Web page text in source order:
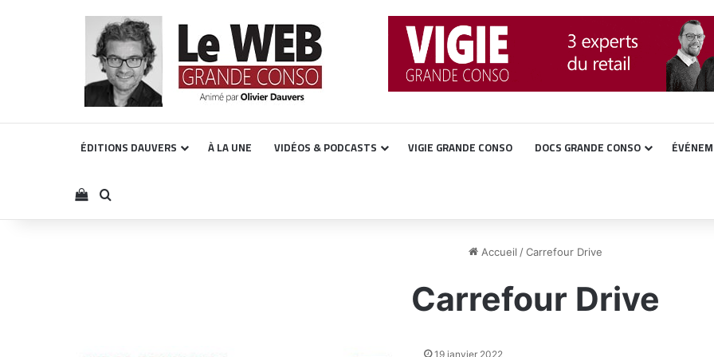
ÉDITIONS DAUVERS À LA UNE VIDÉOS & PODCASTS VIGIE GRANDE CONSO DOCS GRANDE CONSO
Voir votre panier
Rechercher
Accueil /Carrefour Drive
Carrefour Drive
19 janvier 2022